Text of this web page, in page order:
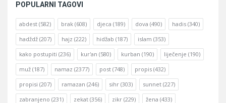
POPULARNI TAGOVI
abdest (582) brak (608) djeca (189) dova (490) hadis (340)
hadždž (207) hajz (222) hidžab (187) islam (353)
kako postupiti (236) kur'an (580) kurban (190) liječenje (190)
muž (187) namaz (2377) post (748) propis (432)
propisi (207) ramazan (246) sihr (303) sunnet (227)
zabranjeno (231) zekat (356) zikr (229) žena (433)